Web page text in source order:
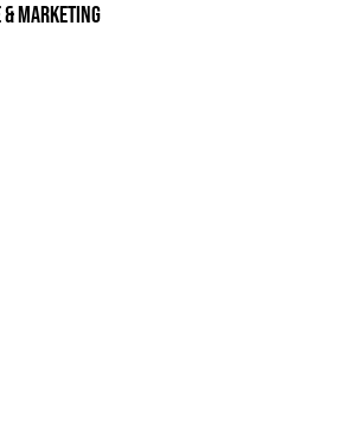
Marketing